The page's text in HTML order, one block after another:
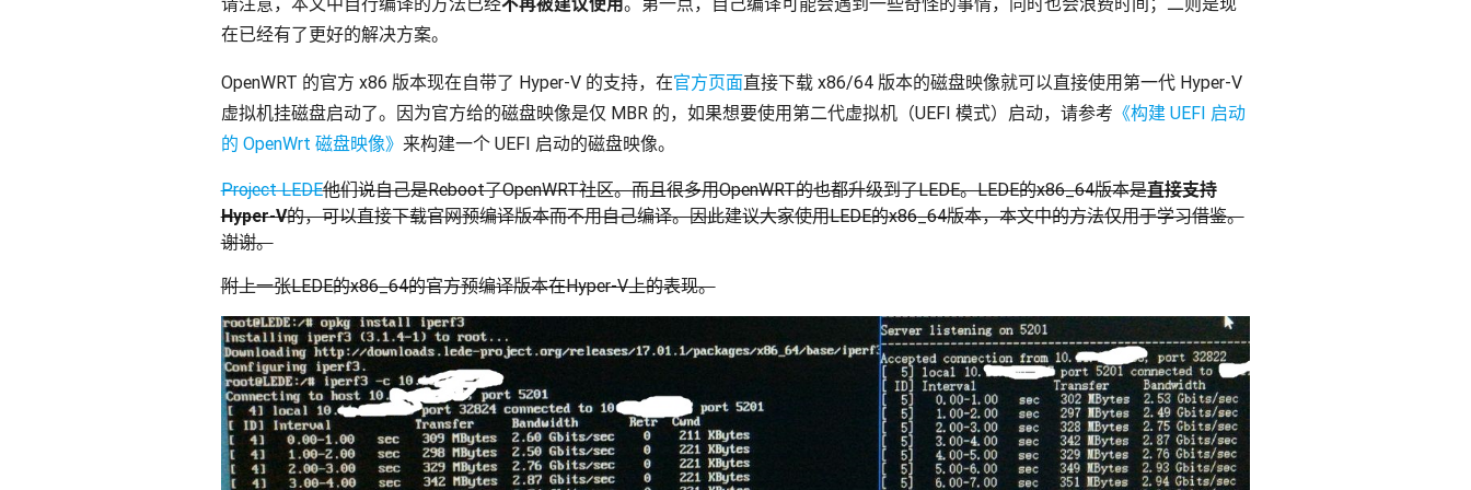
在已经有了更好的解决方案。
OpenWRT 的官方 x86 版本现在自带了 Hyper-V 的支持，在官方页面直接下载 x86/64 版本的磁盘映像就可以直接使用第一代 Hyper-V
虚拟机挂磁盘启动了。因为官方给的磁盘映像是仅 MBR 的，如果想要使用第二代虚拟机（UEFI 模式）启动，请参考 《构建 UEFI 启动
的 OpenWrt 磁盘映像》 来构建一个 UEFI 启动的磁盘映像。
Project LEDE他们说自己是Reboot了OpenWRT社区。而且很多用OpenWRT的也都升级到了LEDE。LEDE的x86_64版本是直接支持
Hyper-V的，可以直接下载官网预编译版本而不用自己编译。因此建议大家使用LEDE的x86_64版本，本文中的方法仅用于学习借鉴。
谢谢。
附上一张LEDE的x86_64的官方预编译版本在Hyper-V上的表现。